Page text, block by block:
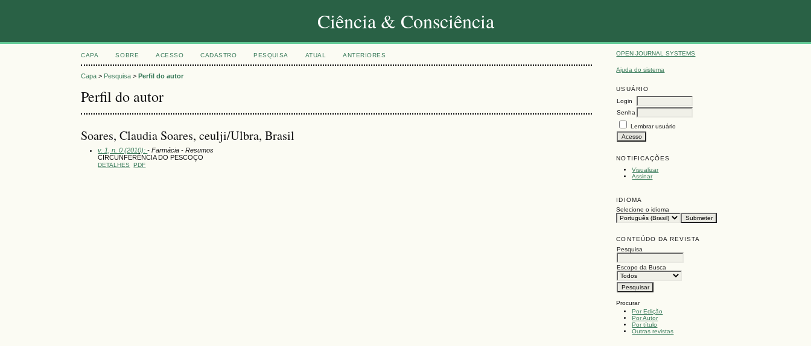
Ciência & Consciência
OPEN JOURNAL SYSTEMS
Ajuda do sistema
USUÁRIO
Login
Senha
Lembrar usuário
NOTIFICAÇÕES
Visualizar
Assinar
IDIOMA
Selecione o idioma
CONTEÚDO DA REVISTA
Pesquisa
Escopo da Busca
Procurar
Por Edição
Por Autor
Por título
Outras revistas
CAPA SOBRE ACESSO CADASTRO PESQUISA ATUAL ANTERIORES
Capa > Pesquisa >Perfil do autor
Perfil do autor
Soares, Claudia Soares, ceulji/Ulbra, Brasil
v. 1, n. 0 (2010):- Farmácia - Resumos
CIRCUNFERÊNCIA DO PESCOÇO
DETALHES PDF